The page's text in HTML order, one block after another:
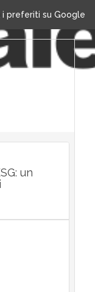
i preferiti su Google
un